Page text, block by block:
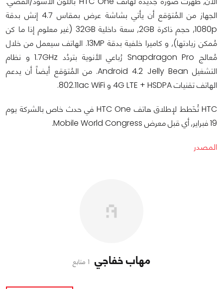
الجهاز من المُتوَقع أن يأتي بشاشة عرض بمقاس 4.7 إنش بدقة
1080p, حجم ذاكرة 2GB, سعة داخلية 32GB (غير معلوم إذا ما كن
مُمكن زيادتها), و كاميرا خلفية بدقة 13MP. الهاتف سيعمل من خلال
مُعالج Snapdragon Pro رُباعي الأنوية بتردُد 1.7GHz و نظام
التشغيل Android 4.2 Jelly Bean. من المُتوَقع أيضاً أن يدعم
الهاتف تقنيات 4G LTE + HSDPA و 802.11ac WiFi.
HTC تُخَطط لإطلاق هاتف HTC One في حدث خاص بالشركة يوم
19 فبراير, أي قبل معرض Mobile World Congress.
المصدر
مهاب خفاجي 1 متابع